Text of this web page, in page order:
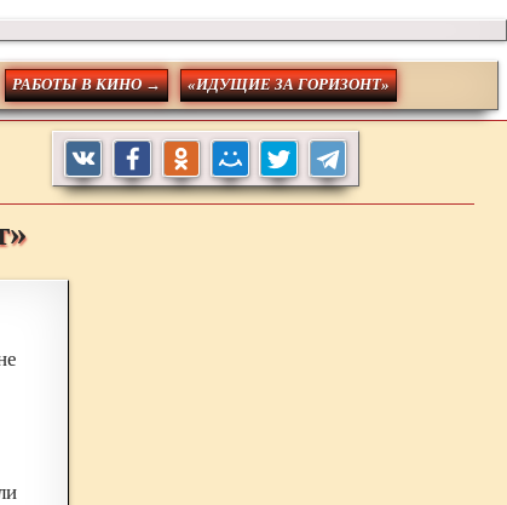
РАБОТЫ В КИНО → «ИДУЩИЕ ЗА ГОРИЗОНТ»